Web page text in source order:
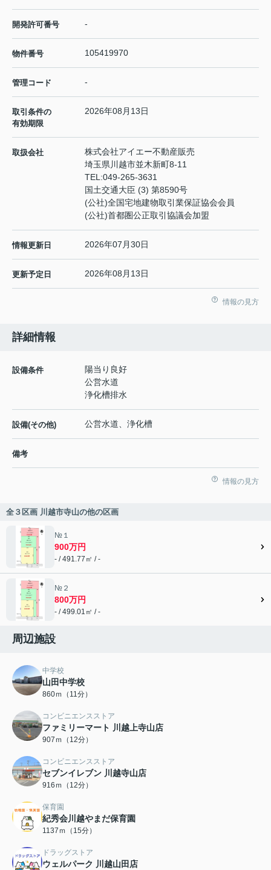
開発許可番号 -
物件番号 105419970
管理コード -
取引条件の
有効期限
2026年08月13日
取扱会社
株式会社アイエー不動産販売
埼玉県川越市並木新町8-11
TEL:049-265-3631
国土交通大臣 (3) 第8590号
(公社)全国宅地建物取引業保証協会会員
(公社)首都圏公正取引協議会加盟
情報更新日 2026年07月30日
更新予定日 2026年08月13日
情報の見方
詳細情報
設備条件
陽当り良好
公営水道
浄化槽排水
設備(その他) 公営水道、浄化槽
備考
情報の見方
全３区画 川越市寺山の他の区画
№１
900万円
- / 491.77㎡ / -
№２
800万円
- / 499.01㎡ / -
周辺施設
中学校
山田中学校
860ｍ（11分）
コンビニエンスストア
ファミリーマート 川越上寺山店
907ｍ（12分）
コンビニエンスストア
セブンイレブン 川越寺山店
916ｍ（12分）
保育園
紀秀会川越やまだ保育園
1137ｍ（15分）
ドラッグストア
ウェルパーク 川越山田店